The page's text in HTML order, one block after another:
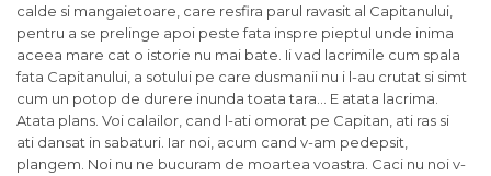
calde si mangaietoare, care resfira parul ravasit al Capitanului,
pentru a se prelinge apoi peste fata inspre pieptul unde inima
aceea mare cat o istorie nu mai bate. Ii vad lacrimile cum spala
fata Capitanului, a sotului pe care dusmanii nu i l-au crutat si simt
cum un potop de durere inunda toata tara… E atata lacrima.
Atata plans. Voi calailor, cand l-ati omorat pe Capitan, ati ras si
ati dansat in sabaturi. Iar noi, acum cand v-am pedepsit,
plangem. Noi nu ne bucuram de moartea voastra. Caci nu noi v-